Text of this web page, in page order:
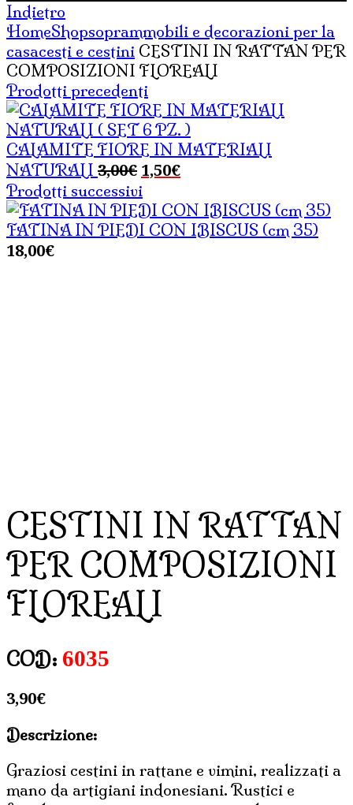
Indietro
HomeShopsoprammobili e decorazioni per la
casacesti e cestini CESTINI IN RATTAN PER
COMPOSIZIONI FLOREALI
Prodotti precedenti
CALAMITE FIORE IN MATERIALI
NATURALI 3,00€ Il
prezzo
originale
era:
1,50€Il
attuale
è:
Prodotti successivi
FATINA IN PIEDI CON IBISCUS (cm 35)
18,00€
CESTINI IN RATTAN
PER COMPOSIZIONI
FLOREALI
COD: 6035
3,90€
Descrizione:
Graziosi cestini in rattane e vimini, realizzati a
mano da artigiani indonesiani. Rustici e